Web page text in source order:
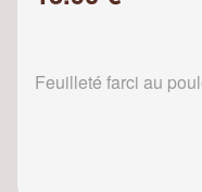
Feuilleté farci au